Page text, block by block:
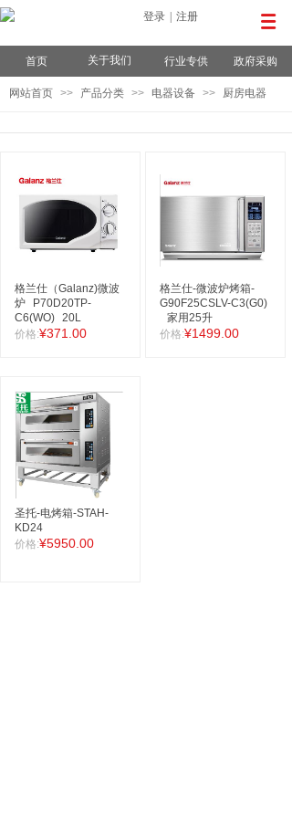
登录 注册
首页 关于我们 行业专供 政府采购
网站首页 >> 产品分类 >> 电器设备 >> 厨房电器
格兰仕（Galanz)微波
炉
P70D20TP-
C6(WO) 20L
价格:¥371.00
格兰仕-微波炉烤箱-
G90F25CSLV-C3(G0)
家用25升
价格:¥1499.00
圣托-电烤箱-STAH-
KD24
价格:¥5950.00